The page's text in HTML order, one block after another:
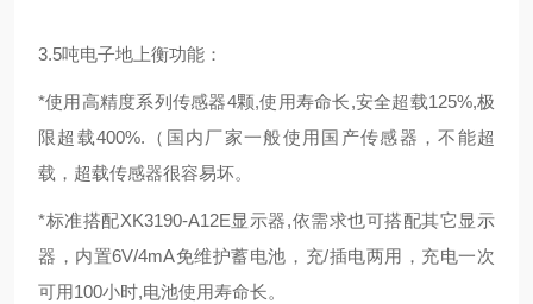
3.5吨电子地上衡功能：
*使用高精度系列传感器4颗,使用寿命长,安全超载125%,极
限超载400%.（国内厂家一般使用国产传感器，不能超
载，超载传感器很容易坏。
*标准搭配XK3190-A12E显示器,依需求也可搭配其它显示
器，内置6V/4mA免维护蓄电池，充/插电两用，充电一次
可用100小时,电池使用寿命长。